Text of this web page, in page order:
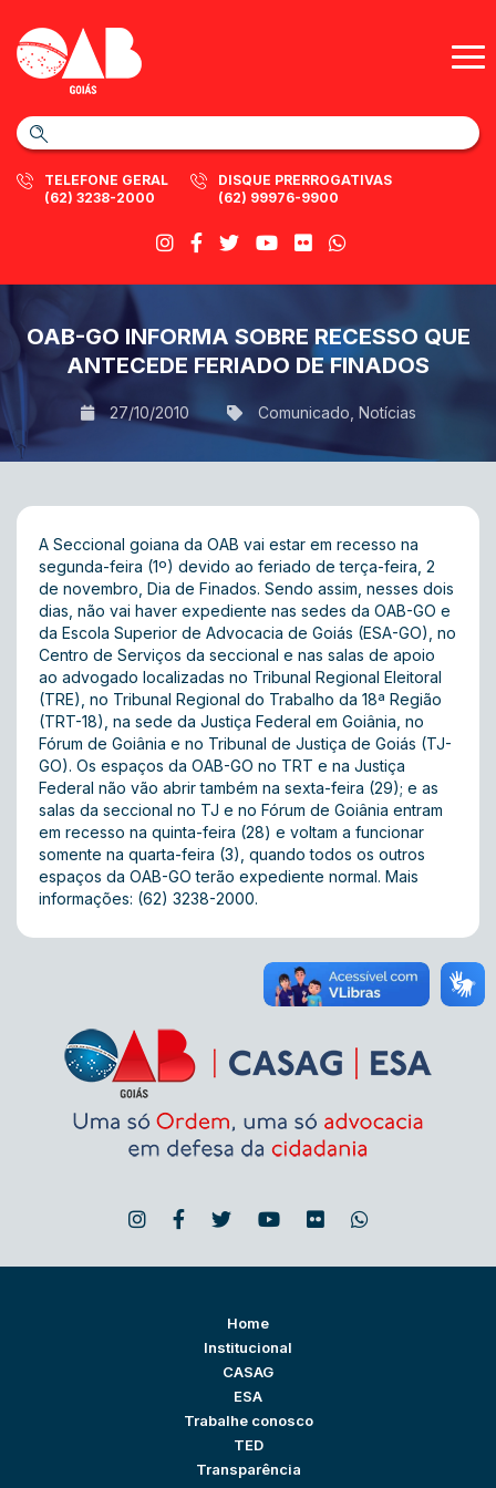
TELEFONE GERAL
(62) 3238-2000
DISQUE PRERROGATIVAS
(62) 99976-9900
OAB-GO INFORMA SOBRE RECESSO QUE
ANTECEDE FERIADO DE FINADOS
27/10/2010 Comunicado Notícias
A Seccional goiana da OAB vai estar em recesso na
segunda-feira (1º) devido ao feriado de terça-feira, 2
de novembro, Dia de Finados. Sendo assim, nesses dois
dias, não vai haver expediente nas sedes da OAB-GO e
da Escola Superior de Advocacia de Goiás (ESA-GO), no
Centro de Serviços da seccional e nas salas de apoio
ao advogado localizadas no Tribunal Regional Eleitoral
(TRE), no Tribunal Regional do Trabalho da 18ª Região
(TRT-18), na sede da Justiça Federal em Goiânia, no
Fórum de Goiânia e no Tribunal de Justiça de Goiás (TJ-
GO). Os espaços da OAB-GO no TRT e na Justiça
Federal não vão abrir também na sexta-feira (29); e as
salas da seccional no TJ e no Fórum de Goiânia entram
em recesso na quinta-feira (28) e voltam a funcionar
somente na quarta-feira (3), quando todos os outros
espaços da OAB-GO terão expediente normal. Mais
informações: (62) 3238-2000.
Home
Institucional
CASAG
ESA
Trabalhe conosco
TED
Transparência